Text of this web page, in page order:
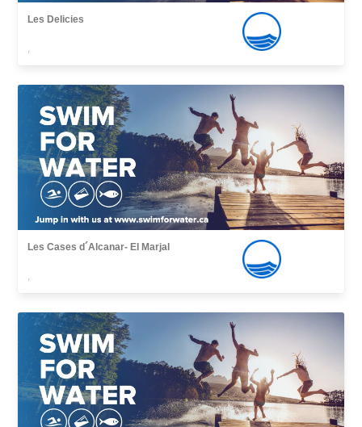
Les Delicies
,
Les Cases d´Alcanar- El Marjal
,